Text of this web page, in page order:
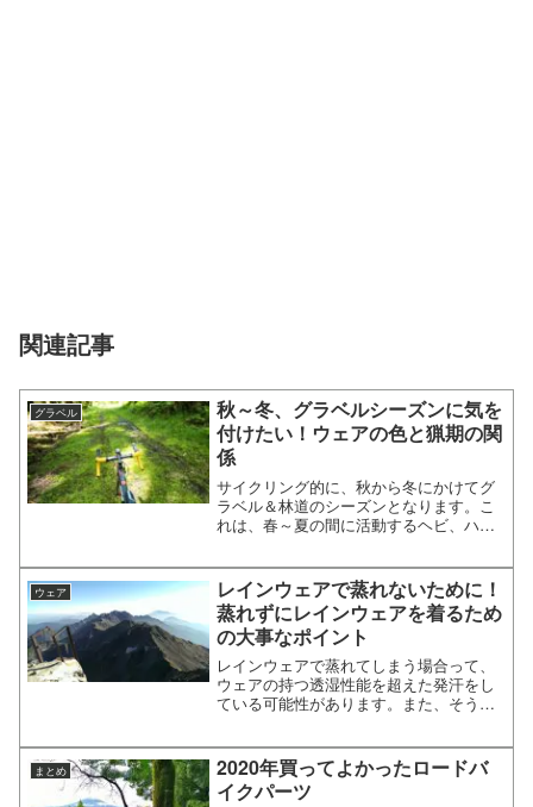
関連記事
グラベル
秋～冬、グラベルシーズンに気を
付けたい！ウェアの色と猟期の関
係
サイクリング的に、秋から冬にかけてグ
ラベル＆林道のシーズンとなります。こ
れは、春～夏の間に活動するヘビ、ハ
ね。これって実は狩猟の時期と重なって
います。先日、猟友会の方からお話を伺
って、その内容がちょっと衝撃...
ウェア
レインウェアで蒸れないために！
蒸れずにレインウェアを着るため
の大事なポイント
レインウェアで蒸れてしまう場合って、
ウェアの持つ透湿性能を超えた発汗をし
ている可能性があります。また、そうで
イルしてしまっているケースも多いと思
います。高性能なレインウェアでも、蒸
れずにレインウェアを着る...
まとめ
2020年買ってよかったロードバ
イクパーツ